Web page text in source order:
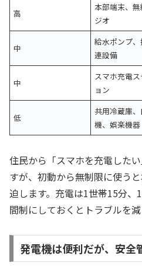
高
本部端末、無
ジオ
中
給水ポンプ
連設備
中
スマホ充電
ョン
低
共用冷蔵庫、
機、娯楽機器
住民から「スマホを充電した
すが、初動から無制限に使う
迫します。充電は1世帯15分、
間制にしておくとトラブルを減
発電機は便利だが、安全